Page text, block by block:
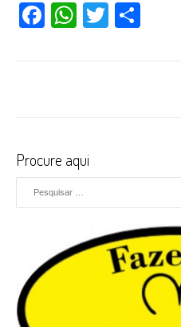
Facebook
WhatsApp
Twitter
Procure aqui